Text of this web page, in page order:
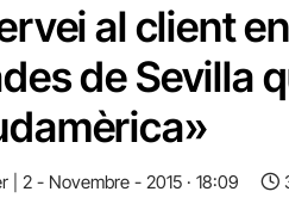
al client
de Sevilla
2 - Novembre - 2015 · 18:09